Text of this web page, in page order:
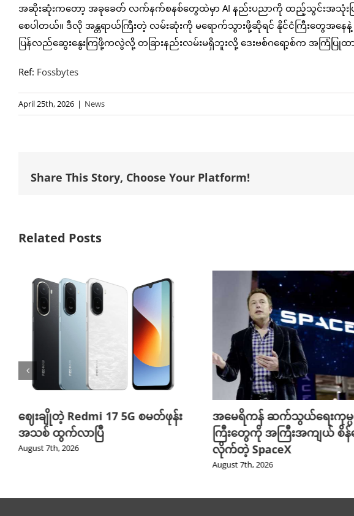
အဆိုးဆုံးကတော့ အခုခေတ် လက်နက်စနစ်တွေထဲမှာ AI နည်းပညာကို ထည့်သွင်းအသုံးပြုလာတ
စေပါတယ်။ ဒီလို အန္တရာယ်ကြီးတဲ့ လမ်းဆုံးကို မရောက်သွားဖို့ဆိုရင် နိုင်ငံကြီးတွေအနေနဲ့
ပြန်လည်ဆွေးနွေးကြဖို့ကလွဲလို့ တခြားနည်းလမ်းမရှိဘူးလို့ ဒေးဗစ်ဂရော့စ်က အကြံပြုထ
Ref: Fossbytes
April 25th, 2026 | News
Share This Story, Choose Your Platform!
Related Posts
ဈေးချိုတဲ့ Redmi 17 5G စမတ်ဖုန်း
အသစ် ထွက်လာပြီ
August 7th, 2026
အမေရိကန် ဆက်သွယ်ရေးကုမ္
ကြီးတွေကို အကြီးအကျယ် စိန်
လိုက်တဲ့ SpaceX
August 7th, 2026